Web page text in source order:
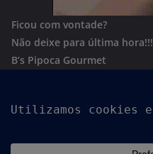
Ficou com vontade?
Não deixe para última hora!!!
B’s Pipoca Gourmet